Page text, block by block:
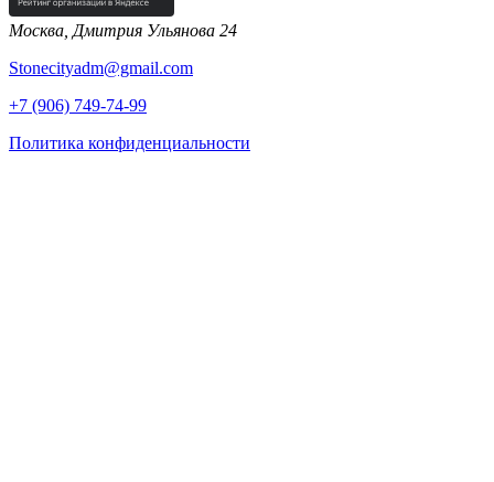
Москва, Дмитрия Ульянова 24
Stonecityadm@gmail.com
+7 (906) 749-74-99
Политика конфиденциальности